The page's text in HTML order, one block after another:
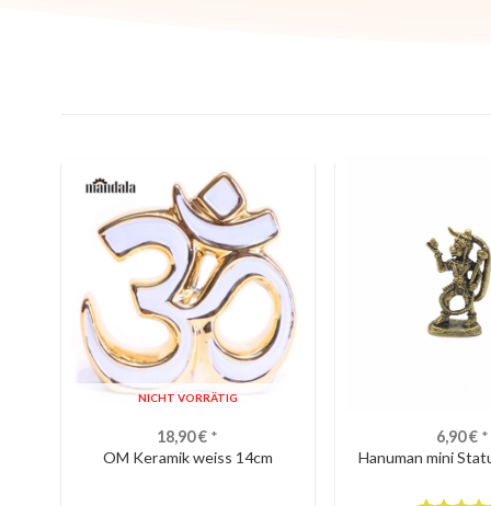
NICHT VORRÄTIG
18,90€ *
OM Keramik weiss 14cm
6,90€*
Hanuman mini